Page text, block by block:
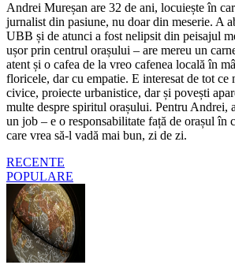
Andrei Mureșan are 32 de ani, locuiește în
jurnalist din pasiune, nu doar din meserie. A
UBB și de atunci a fost nelipsit din peisajul
ușor prin centrul orașului – are mereu un
atent și o cafea de la vreo cafenea locală în
floricele, dar cu empatie. E interesat de tot
civice, proiecte urbanistice, dar și povești
multe despre spiritul orașului. Pentru Andrei,
un job – e o responsabilitate față de orașul în
care vrea să-l vadă mai bun, zi de zi.
RECENTE
POPULARE